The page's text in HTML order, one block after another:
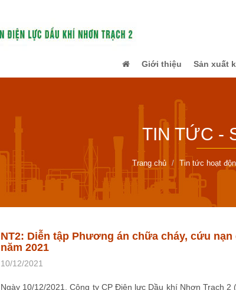
Giới thiệu Sản xuất
TIN TỨC -
Trang chủ Tin tức hoạt
NT2: Diễn tập Phương án chữa cháy, cứu
năm 2021
10/12/2021
Ngày 10/12/2021, Công ty CP Điện lực Dầu khí Nhơn Trạch